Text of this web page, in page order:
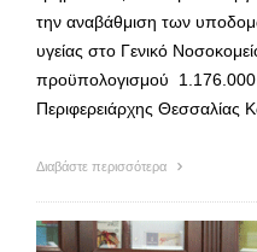
την αναβάθμιση των
υγείας στο Γενικό
προϋπολογισμού
Περιφερειάρχης Θεσσαλίας
Διαβάστε περισσότερα